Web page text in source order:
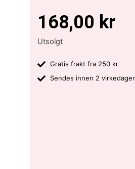
168,00 kr
Utsolgt
Gratis frakt fra 250 kr
Sendes innen 2 virkedager